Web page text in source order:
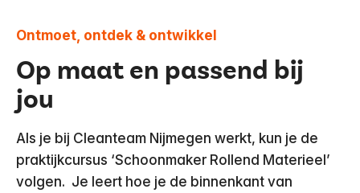
Ontmoet, ontdek & ontwikkel
Op maat en passend bij
jou
Als je bij Cleanteam Nijmegen werkt, kun je de
praktijkcursus ‘Schoonmaker Rollend Materieel’
volgen. Je leert hoe je de binnenkant van